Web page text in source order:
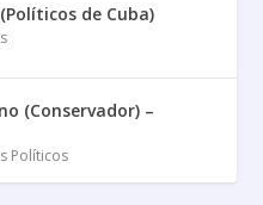
de Cuba)
(Conservador) –
Políticos